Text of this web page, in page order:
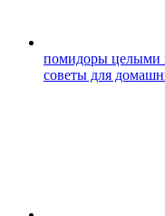
помидоры целыми
советы для